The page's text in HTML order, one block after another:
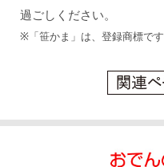
過ごしください。
※「笹かま」は、登録商標です